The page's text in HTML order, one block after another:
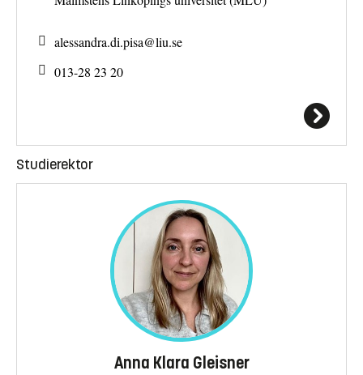
alessandra.di.pisa@liu.se
013-28 23 20
Studierektor
Anna Klara Gleisner